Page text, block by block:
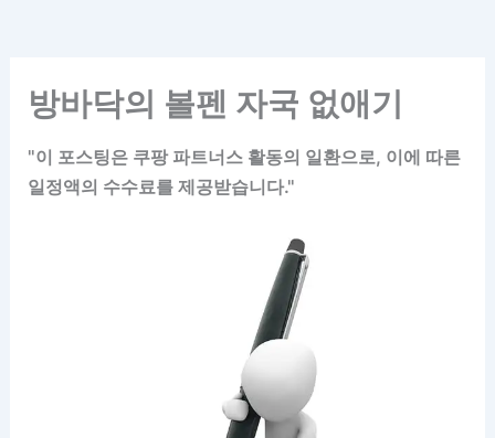
방바닥의 볼펜 자국 없애기
"이 포스팅은 쿠팡 파트너스 활동의 일환으로, 이에 따른
일정액의 수수료를 제공받습니다."